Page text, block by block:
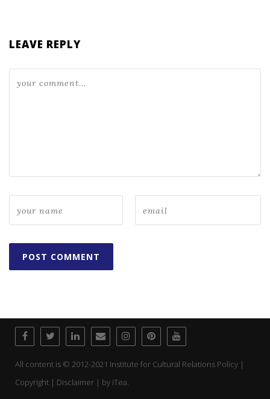
LEAVE REPLY
All content is © 2012-2021 Institute for Cultural Relations Policy |
Copyright | Disclaimer | by iTea.